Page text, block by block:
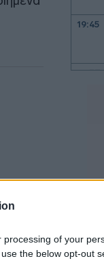
of your
the below opt-out
19:45
19:37
19:06